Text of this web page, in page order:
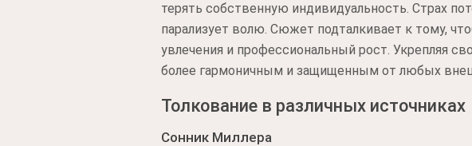
терять собственную индивидуальность. Страх
парализует волю. Сюжет подталкивает к тому,
увлечения и профессиональный рост. Укрепляя
более гармоничным и защищенным от любых
Толкование в различных источниках
Сонник Миллера